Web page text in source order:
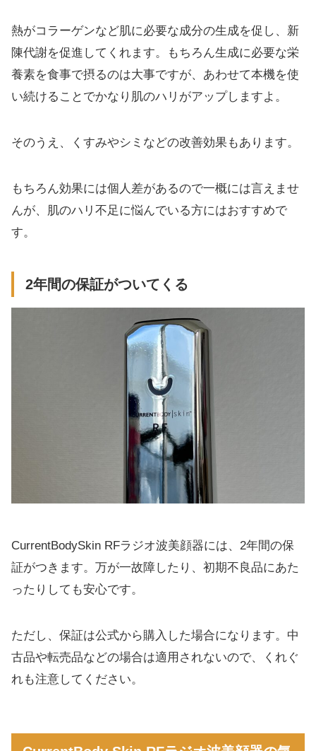
熱がコラーゲンなど肌に必要な成分の生成を促し、新
陳代謝を促進してくれます。もちろん生成に必要な栄
養素を食事で摂るのは大事ですが、あわせて本機を使
い続けることでかなり肌のハリがアップしますよ。
そのうえ、くすみやシミなどの改善効果もあります。
もちろん効果には個人差があるので一概には言えませ
んが、肌のハリ不足に悩んでいる方にはおすすめで
す。
2年間の保証がついてくる
CurrentBodySkin RFラジオ波美顔器には、2年間の保
証がつきます。万が一故障したり、初期不良品にあた
ったりしても安心です。
ただし、保証は公式から購入した場合になります。中
古品や転売品などの場合は適用されないので、くれぐ
れも注意してください。